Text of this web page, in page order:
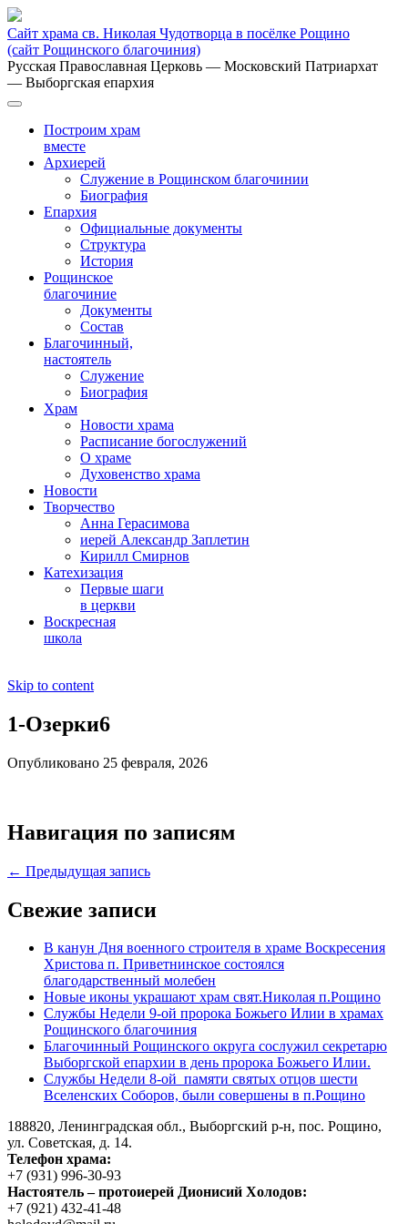
Сайт храма св. Николая Чудотворца в посёлке Рощино
(сайт Рощинского благочиния)
Русская Православная Церковь — Московский Патриархат
— Выборгская епархия
Построим храм
вместе
Архиерей
Служение в Рощинском благочинии
Биография
Епархия
Официальные документы
Структура
История
Рощинское
благочиние
Документы
Состав
Благочинный,
настоятель
Служение
Биография
Храм
Новости храма
Расписание богослужений
О храме
Духовенство храма
Новости
Творчество
Анна Герасимова
иерей Александр Заплетин
Кирилл Смирнов
Катехизация
Первые шаги
в церкви
Воскресная
школа
Skip to content
1-Озерки6
Опубликовано 25 февраля, 2026
Навигация по записям
← Предыдущая запись
Свежие записи
В канун Дня военного строителя в храме Воскресения
Христова п. Приветнинское состоялся
благодарственный молебен
Новые иконы украшают храм свят.Николая п.Рощино
Службы Недели 9-ой пророка Божьего Илии в храмах
Рощинского благочиния
Благочинный Рощинского округа сослужил секретарю
Выборгской епархии в день пророка Божьего Илии.
Службы Недели 8-ой памяти святых отцов шести
Вселенских Соборов, были совершены в п.Рощино
188820, Ленинградская обл., Выборгский р-н, пос. Рощино,
ул. Советская, д. 14.
Телефон храма:
+7 (931) 996-30-93
Настоятель – протоиерей Дионисий Холодов:
+7 (921) 432-41-48